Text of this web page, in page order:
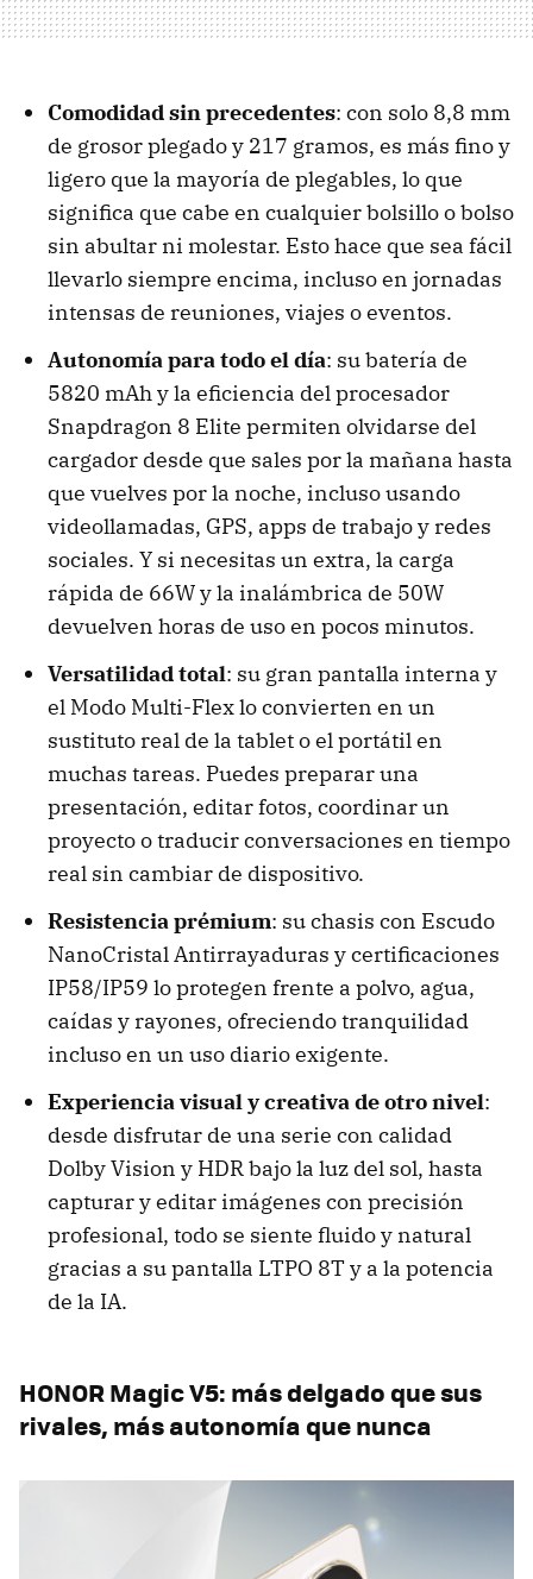
Comodidad sin precedentes: con solo 8,8 mm
de grosor plegado y 217 gramos, es más fino y
ligero que la mayoría de plegables, lo que
significa que cabe en cualquier bolsillo o bolso
sin abultar ni molestar. Esto hace que sea fácil
llevarlo siempre encima, incluso en jornadas
intensas de reuniones, viajes o eventos.
Autonomía para todo el día: su batería de
5820 mAh y la eficiencia del procesador
Snapdragon 8 Elite permiten olvidarse del
cargador desde que sales por la mañana hasta
que vuelves por la noche, incluso usando
videollamadas, GPS, apps de trabajo y redes
sociales. Y si necesitas un extra, la carga
rápida de 66W y la inalámbrica de 50W
devuelven horas de uso en pocos minutos.
Versatilidad total: su gran pantalla interna y
el Modo Multi-Flex lo convierten en un
sustituto real de la tablet o el portátil en
muchas tareas. Puedes preparar una
presentación, editar fotos, coordinar un
proyecto o traducir conversaciones en tiempo
real sin cambiar de dispositivo.
Resistencia prémium: su chasis con Escudo
NanoCristal Antirrayaduras y certificaciones
IP58/IP59 lo protegen frente a polvo, agua,
caídas y rayones, ofreciendo tranquilidad
incluso en un uso diario exigente.
Experiencia visual y creativa de otro nivel:
desde disfrutar de una serie con calidad
Dolby Vision y HDR bajo la luz del sol, hasta
capturar y editar imágenes con precisión
profesional, todo se siente fluido y natural
gracias a su pantalla LTPO 8T y a la potencia
de la IA.
HONOR Magic V5: más delgado que sus
rivales, más autonomía que nunca